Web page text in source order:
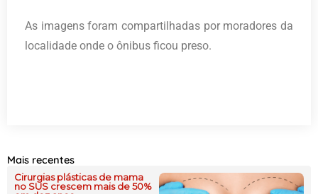
As imagens foram compartilhadas por moradores da
localidade onde o ônibus ficou preso.
Mais recentes
Cirurgias plásticas de mama
no SUS crescem mais de 50%